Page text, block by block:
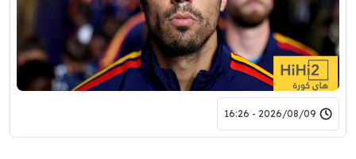
2026/08/09 - 16:26